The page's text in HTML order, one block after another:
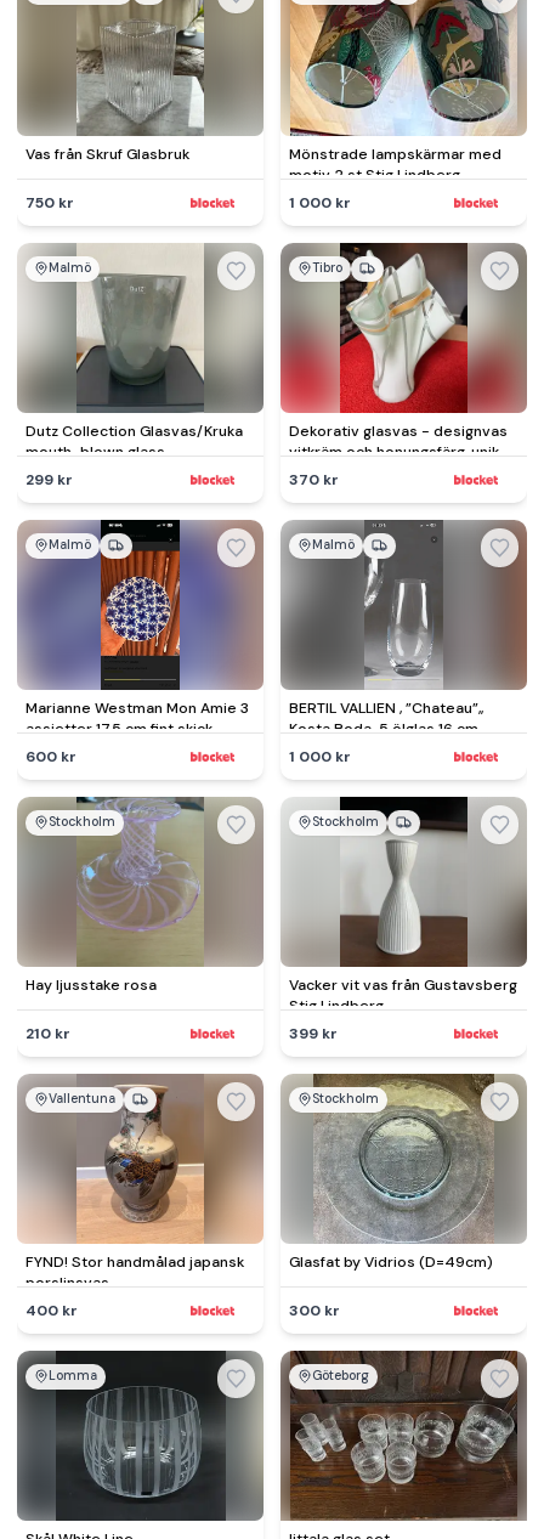
Vas från Skruf Glasbruk
750 kr
Mönstrade lampskärmar med
motiv, 2 st Stig Lindberg
1 000 kr
Malmö
Dutz Collection Glasvas/Kruka
mouth-blown glass
299 kr
Tibro
Dekorativ glasvas - designvas
vitkräm och honungsfärg, unik
och signerad Delland
370 kr
Malmö
Marianne Westman Mon Amie 3
assietter 17,5 cm fint skick
600 kr
Malmö
BERTIL VALLIEN , ”Chateau”,,
Kosta Boda. 5 ölglas 16 cm
nyskick
1 000 kr
Stockholm
Hay ljusstake rosa
210 kr
Stockholm
Vacker vit vas från Gustavsberg
Stig Lindberg
399 kr
Vallentuna
FYND! Stor handmålad japansk
porslinsvas
400 kr
Stockholm
Glasfat by Vidrios (D=49cm)
300 kr
Lomma Göteborg